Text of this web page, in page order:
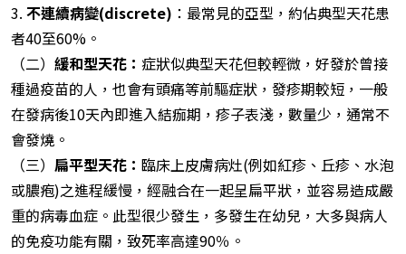
3. 不連續病變(discrete) ：最常見的亞型，約佔典型天花患
者40至60%。
（二） 緩和型天花： 症狀似典型天花但較輕微，好發於曾接
種過疫苗的人，也會有頭痛等前驅症狀，發疹期較短，一般
在發病後10天內即進入結痂期，疹子表淺，數量少，通常不
會發燒。
（三） 扁平型天花： 臨床上皮膚病灶(例如紅疹、丘疹、水泡
或膿疱)之進程緩慢，經融合在一起呈扁平狀，並容易造成嚴
重的病毒血症。此型很少發生，多發生在幼兒，大多與病人
的免疫功能有關，致死率高達90％。